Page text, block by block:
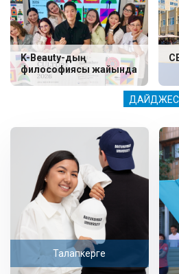
K-Beauty-дың
философиясы жайында
Талапкерге